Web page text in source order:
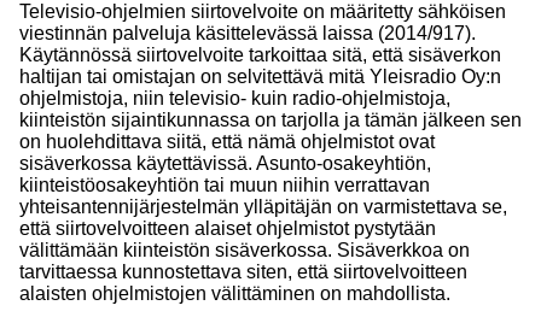
Televisio-ohjelmien siirtovelvoite on määritetty sähköisen
viestinnän palveluja käsittelevässä laissa (2014/917).
Käytännössä siirtovelvoite tarkoittaa sitä, että sisäverkon
haltijan tai omistajan on selvitettävä mitä Yleisradio Oy:n
ohjelmistoja, niin televisio- kuin radio-ohjelmistoja,
kiinteistön sijaintikunnassa on tarjolla ja tämän jälkeen sen
on huolehdittava siitä, että nämä ohjelmistot ovat
sisäverkossa käytettävissä. Asunto-osakeyhtiön,
kiinteistöosakeyhtiön tai muun niihin verrattavan
yhteisantennijärjestelmän ylläpitäjän on varmistettava se,
että siirtovelvoitteen alaiset ohjelmistot pystytään
välittämään kiinteistön sisäverkossa. Sisäverkkoa on
tarvittaessa kunnostettava siten, että siirtovelvoitteen
alaisten ohjelmistojen välittäminen on mahdollista.